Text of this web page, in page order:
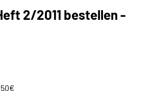
2/2011 bestellen -